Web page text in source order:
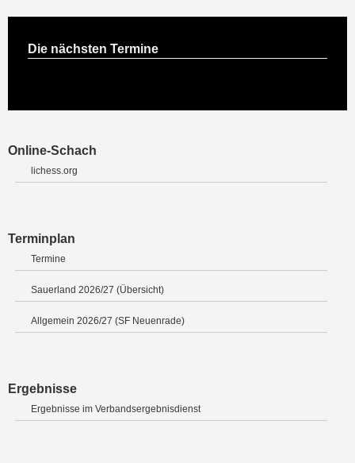
Die nächsten Termine
Online-Schach
lichess.org
Terminplan
Termine
Sauerland 2026/27 (Übersicht)
Allgemein 2026/27 (SF Neuenrade)
Ergebnisse
Ergebnisse im Verbandsergebnisdienst